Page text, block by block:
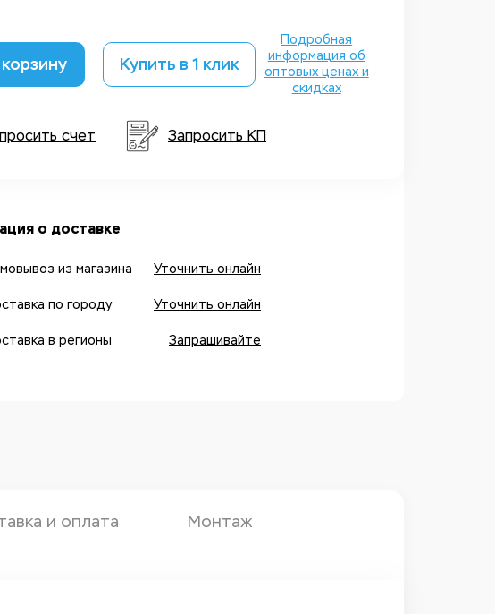
Купить в 1 клик
Подробная
информация об
оптовых ценах и
скидках
счет Запросить КП
о доставке
из магазина Уточнить онлайн
по городу Уточнить онлайн
в регионы Запрашивайте
и оплата Монтаж